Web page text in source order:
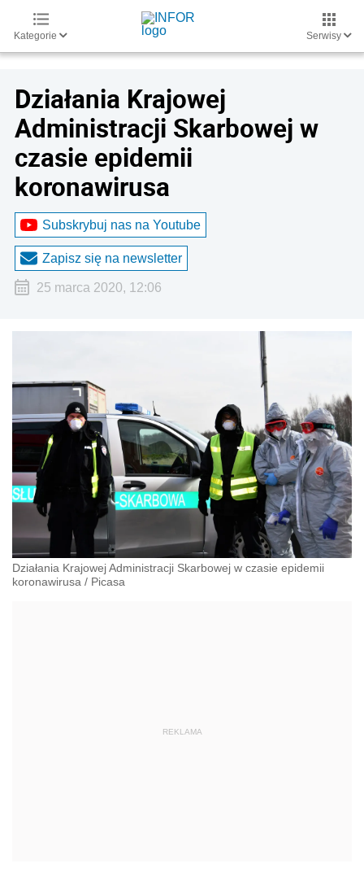
Kategorie Serwisy
Działania Krajowej
Administracji Skarbowej w
czasie epidemii
koronawirusa
Subskrybuj nas na Youtube
Zapisz się na newsletter
25 marca 2020, 12:06
Działania Krajowej Administracji Skarbowej w czasie epidemii
koronawirusa / Picasa